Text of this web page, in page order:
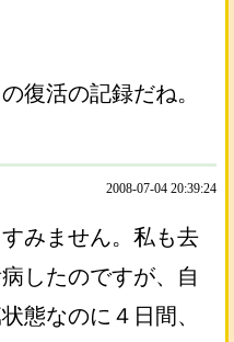
復活の記録だね。
2008-07-04 20:39:24
みません。私も去
したのですが、自
態なのに４日間、